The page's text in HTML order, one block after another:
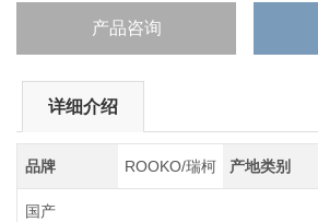
产品咨询
详细介绍
品牌 ROOKO/瑞柯 产地类别
国产